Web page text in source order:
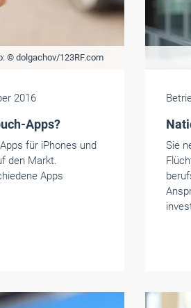
© dolgachov/123RF.com
2016
Apps?
für iPhones und
den Markt.
Apps
Sie